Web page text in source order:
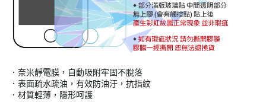
．奈米靜電膜，自動吸附牢固不脫落
．表面疏水疏油，有效防油汙，抗指紋
．材質輕薄，隱形呵護